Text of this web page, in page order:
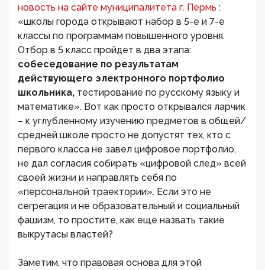
новость на сайте муниципалитета г. Пермь :
«школы города открывают набор в 5-е и 7-е
классы по программам повышенного уровня.
Отбор в 5 класс пройдет в два этапа:
собеседование по результатам
действующего электронного портфолио
школьника, тестирование по русскому языку и
математике». Вот как просто открывался ларчик
– к углубленному изучению предметов в общей/
средней школе просто не допустят тех, кто с
первого класса не завел цифровое портфолио,
не дал согласия собирать «цифровой след» всей
своей жизни и направлять себя по
«персональной траектории». Если это не
сегрегация и не образовательный и социальный
фашизм, то простите, как еще назвать такие
выкрутасы властей?
Заметим, что правовая основа для этой